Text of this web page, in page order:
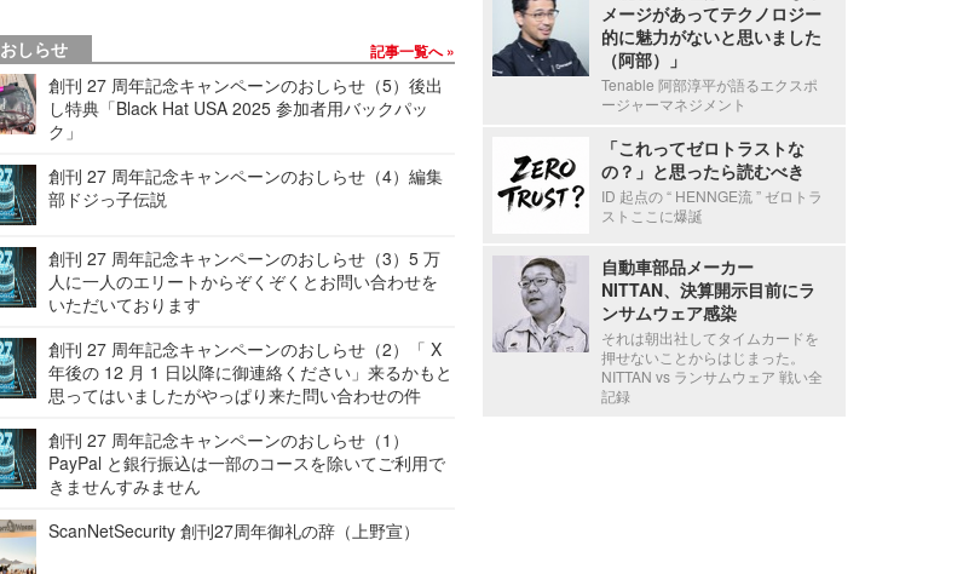
おしらせ 記事一覧へ
創刊 27 周年記念キャンペーンのおしらせ（5）後出
し特典「Black Hat USA 2025 参加者用バックパッ
ク」
創刊 27 周年記念キャンペーンのおしらせ（4）編集
部ドジっ子伝説
創刊 27 周年記念キャンペーンのおしらせ（3）5 万
人に一人のエリートからぞくぞくとお問い合わせを
いただいております
創刊 27 周年記念キャンペーンのおしらせ（2）「 X
年後の 12 月 1 日以降に御連絡ください」来るかもと
思ってはいましたがやっぱり来た問い合わせの件
創刊 27 周年記念キャンペーンのおしらせ（1）
PayPal と銀行振込は一部のコースを除いてご利用で
きませんすみません
ScanNetSecurity 創刊27周年御礼の辞（上野宣）
メージがあってテクノロジー
的に魅力がないと思いました
（阿部）」
Tenable 阿部淳平が語るエクスポ
ージャーマネジメント
「これってゼロトラストな
の？」と思ったら読むべき
ID 起点の “ HENNGE流 ” ゼロトラ
ストここに爆誕
自動車部品メーカー
NITTAN、決算開示目前にラ
ンサムウェア感染
それは朝出社してタイムカードを
押せないことからはじまった。
NITTAN vs ランサムウェア 戦い全
記録